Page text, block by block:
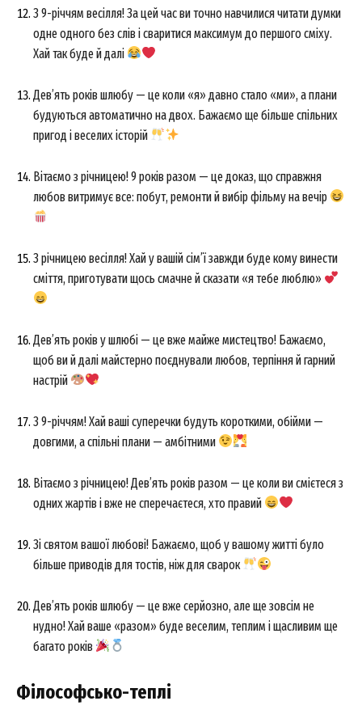
З 9-річчям весілля! За цей час ви точно навчилися читати думки
одне одного без слів і сваритися максимум до першого сміху.
Хай так буде й далі
Дев’ять років шлюбу — це коли «я» давно стало «ми», а плани
будуються автоматично на двох. Бажаємо ще більше спільних
пригод і веселих історій
Вітаємо з річницею! 9 років разом — це доказ, що справжня
любов витримує все: побут, ремонти й вибір фільму на вечір
З річницею весілля! Хай у вашій сім’ї завжди буде кому винести
сміття, приготувати щось смачне й сказати «я тебе люблю»
Дев’ять років у шлюбі — це вже майже мистецтво! Бажаємо,
щоб ви й далі майстерно поєднували любов, терпіння й гарний
настрій
З 9-річчям! Хай ваші суперечки будуть короткими, обійми —
довгими, а спільні плани — амбітними
Вітаємо з річницею! Дев’ять років разом — це коли ви смієтеся з
одних жартів і вже не сперечаєтеся, хто правий
Зі святом вашої любові! Бажаємо, щоб у вашому житті було
більше приводів для тостів, ніж для сварок
Дев’ять років шлюбу — це вже серйозно, але ще зовсім не
нудно! Хай ваше «разом» буде веселим, теплим і щасливим ще
багато років
Філософсько-теплі